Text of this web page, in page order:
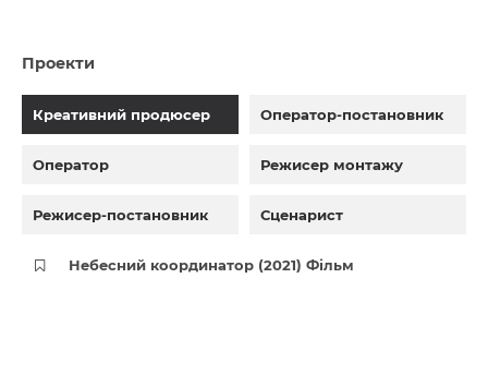
Проекти
Креативний продюсер Оператор-постановник
Оператор Режисер монтажу
Режисер-постановник Сценарист
Небесний координатор (2021) Фільм